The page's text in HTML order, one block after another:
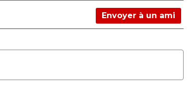
Envoyer à un ami